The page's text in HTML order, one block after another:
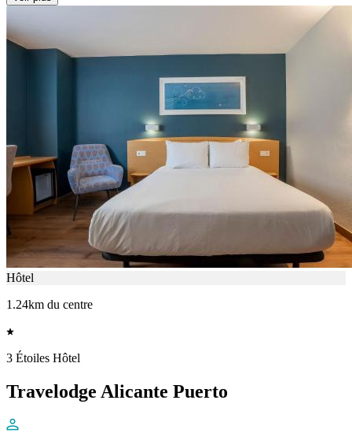
Hôtel
1.24km du centre
3 Étoiles Hôtel
Travelodge Alicante Puerto